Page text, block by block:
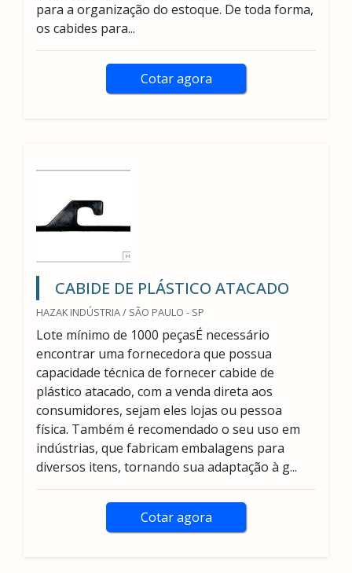
para a organização do estoque. De toda forma,
os cabides para...
Cotar agora
CABIDE DE PLÁSTICO ATACADO
HAZAK INDÚSTRIA / SÃO PAULO - SP
Lote mínimo de 1000 peçasÉ necessário
encontrar uma fornecedora que possua
capacidade técnica de fornecer cabide de
plástico atacado, com a venda direta aos
consumidores, sejam eles lojas ou pessoa
física. Também é recomendado o seu uso em
indústrias, que fabricam embalagens para
diversos itens, tornando sua adaptação à g...
Cotar agora